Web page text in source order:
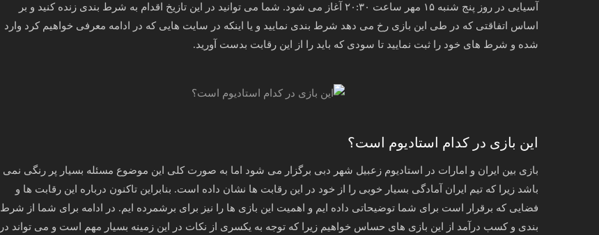
آسیایی در روز پنج شنبه ۱۵ مهر ساعت ۲۰:۳۰ آغاز می شود. شما می توانید در این تازیخ اقدام به شرط بندی زنده کنید و بر
اساس اتفاقتی که در طی این بازی رخ می دهد شرط بندی نمایید و یا اینکه در سایت هایی که در ادامه معرفی خواهیم کرد وارد
شده و شرط های خود را ثبت نمایید تا سودی که باید را از این رقابت بدست آورید.
این بازی در کدام استادیوم است؟
بازی بین ایران و امارات در استادیوم زعبیل شهر دبی برگزار می شود اما به صورت کلی این موضوع مسئله بسیار پر رنگی نمی
باشد زیرا که تیم ایران آمادگی بسیار خوبی را از خود در این رقابت ها نشان داده است. بنابراین تاکنون درباره این رقابت ها و
فضایی که برقرار است برای شما توضیحاتی داده ایم و اهمیت این بازی ها را نیز برای برشمرده ایم. در ادامه برای شما از شرط
بندی و کسب درآمد از این بازی های حساس خواهیم زیرا که توجه به یکسری از نکات در این زمینه بسیار مهم است و می تواند در